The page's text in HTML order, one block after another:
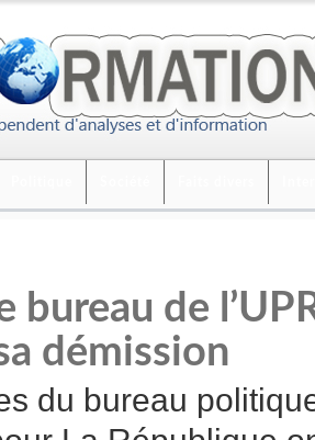
bureau de
démission
du bureau